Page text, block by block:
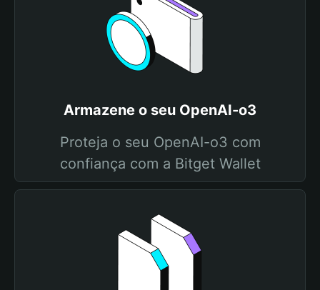
Armazene o seu OpenAI-o3
Proteja o seu OpenAI-o3 com
confiança com a Bitget Wallet